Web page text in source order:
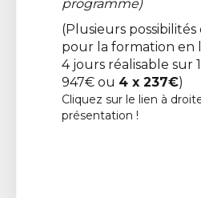
programme)
(Plusieurs
pour la formation en
4 jours réalisable sur
947€ ou 4 x 237€)
Cliquez sur le lien à
présentation !